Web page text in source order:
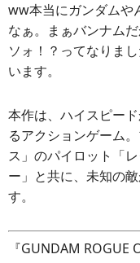
ww本当にガンダムや
なぁ。まぁバンナム
ソォ！？ってなりま
います。
本作は、ハイスピー
るアクションゲーム
ス」のパイロット「
ー」と共に、未知の
す。
『GUNDAM ROGUE